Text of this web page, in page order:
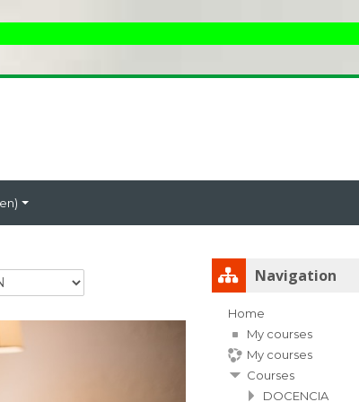
Skip NavigationNavigation
Home
My courses
My courses
Courses
DOCENCIA